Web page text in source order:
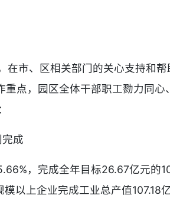
市、区相关部门的关心支持和
点，园区全体干部职工勠力同
成
，完成全年目标26.67亿元的
以上企业完成工业总产值